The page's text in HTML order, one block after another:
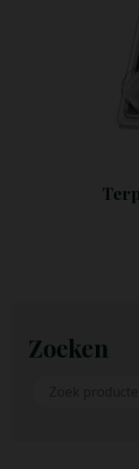
Zoeken